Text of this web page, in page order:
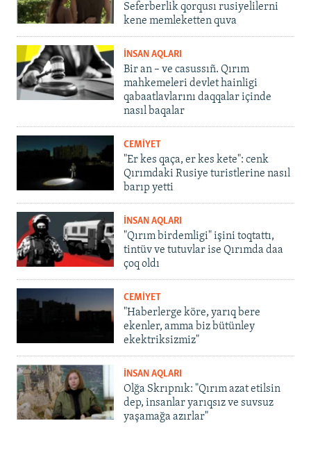
Seferberlik qorqusı rusiyelilerni
kene memleketten quva
İNSAN AQLARI
Bir an – ve casussıñ. Qırım
mahkemeleri devlet hainligi
qabaatlavlarını daqqalar içinde
nasıl baqalar
CEMİYET
"Er kes qaça, er kes kete": cenk
Qırımdaki Rusiye turistlerine nasıl
barıp yetti
İNSAN AQLARI
"Qırım birdemligi" işini toqtattı,
tintüv ve tutuvlar ise Qırımda daa
çoq oldı
CEMİYET
"Haberlerge köre, yarıq bere
ekenler, amma biz bütünley
ekektriksizmiz"
İNSAN AQLARI
Olğa Skrıpnık: "Qırım azat etilsin
dep, insanlar yarıqsız ve suvsuz
yaşamağa azırlar"